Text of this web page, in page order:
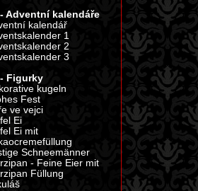
Adventní kalendáře
kalendář
1
2
3
Figurky
kugeln
Fest
ve vejci
Ei
Ei mit
Schneemänner
- Feine Eier mit
Füllung